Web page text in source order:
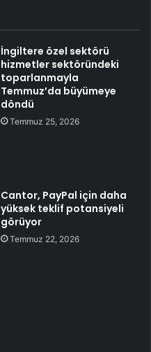
İngiltere özel sektörü
hizmetler sektöründeki
toparlanmayla
Temmuz’da büyümeye
döndü
Temmuz 25, 2026
Cantor, PayPal için daha
yüksek teklif potansiyeli
görüyor
Temmuz 22, 2026